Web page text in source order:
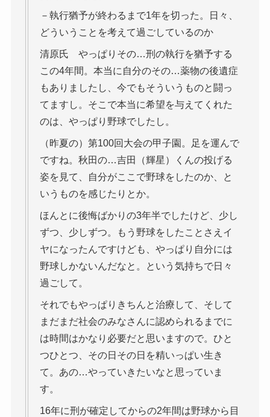
－執行猶予が終わるまで1年を切った。日々、
どういうことを考えて過ごしているのか
清原氏 やっぱりその…刑の執行を猶予する
この4年間。本当に自分のその…薬物の後遺症
もありましたし、今でもそういうものと闘っ
てますし。そこで本当に希望を与えてくれた
のは、やっぱり野球でしたし。
（昨夏の）第100回大会の甲子園。足を運んで
ですね。秋田の…吉田（輝星）くんの投げる
姿を見て、自分がここで野球をしたのか、と
いうものを感じたりとか。
ほんとに後悔ばかりの3年半でしたけど、少し
ずつ、少しずつ。もう野球をしたことさえイ
ヤになったんですけども、やっぱり自分には
野球しかないんだなと。という気持ちで日々
過ごして。
それでもやっぱりきちんと治療して、そして
まだまだ社会のみなさんに認められるまでに
は時間はかなり必要だと思いますので。ひと
つひとつ、その日その日を精いっぱい生き
て。あの…やっていきたいなと思っていま
す。
16年に刑が確定してからの2年間は野球から目